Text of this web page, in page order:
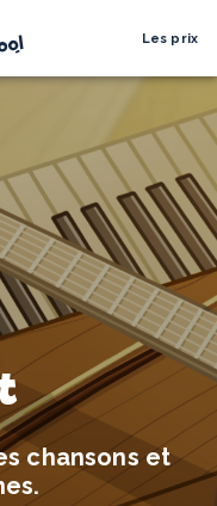
Les prix
chansons et